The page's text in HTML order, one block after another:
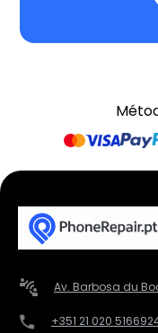
Av. Barbosa du
+351 21 020 5166